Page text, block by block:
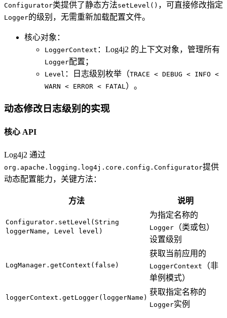
Configurator类提供了静态方法setLevel() ，可直接修改指定
Logger的级别，无需重新加载配置文件。
核心对象：
LoggerContext ：Log4j2 的上下文对象，管理所有
Logger配置；
Level ：日志级别枚举（TRACE < DEBUG < INFO <
WARN < ERROR < FATAL）。
动态修改日志级别的实现
核心 API
Log4j2 通过
org.apache.logging.log4j.core.config.Configurator提供
动态配置能力，关键方法：
方法 说明
Configurator.setLevel(String
loggerName, Level level)
为指定名称的
Logger （类或包）
设置级别
LogManager.getContext(false)
获取当前应用的
LoggerContext
（非
单例模式）
loggerContext.getLogger(loggerName)
获取指定名称的
Logger实例